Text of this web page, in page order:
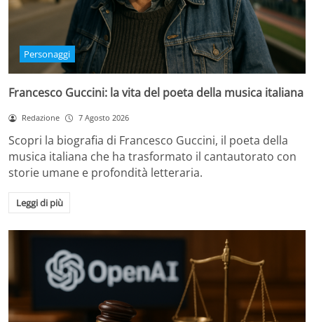
Personaggi
Francesco Guccini: la vita del poeta della musica italiana
Redazione 7 Agosto 2026
Scopri la biografia di Francesco Guccini, il poeta della
musica italiana che ha trasformato il cantautorato con
storie umane e profondità letteraria.
Leggi di più